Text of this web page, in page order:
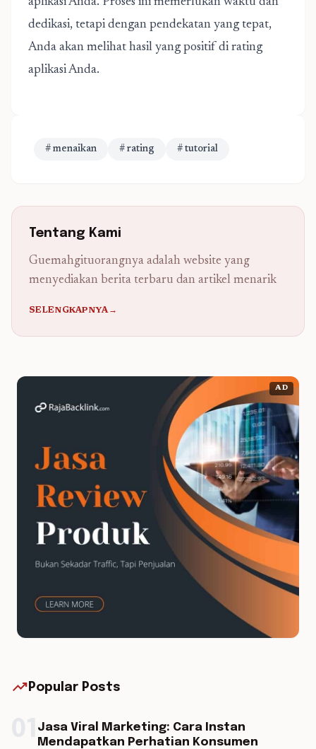
dedikasi, tetapi dengan pendekatan yang tepat,
Anda akan melihat hasil yang positif di rating
aplikasi Anda.
# menaikan # rating # tutorial
Tentang Kami
Guemahgituorangnya adalah website yang
menyediakan berita terbaru dan artikel menarik
SELENGKAPNYA→
AD
trending_up Popular Posts
Jasa Viral Marketing: Cara Instan
Mendapatkan Perhatian Konsumen